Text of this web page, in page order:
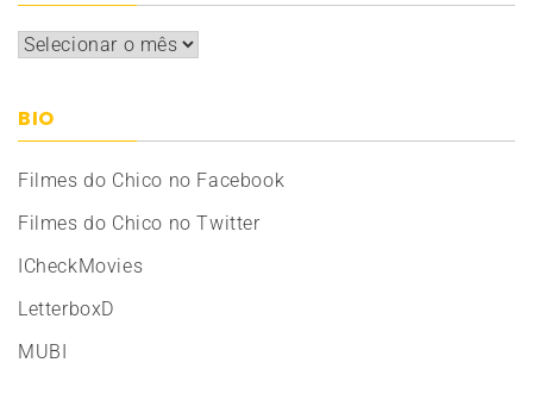
Arquivos
BIO
Filmes do Chico no Facebook
Filmes do Chico no Twitter
ICheckMovies
LetterboxD
MUBI